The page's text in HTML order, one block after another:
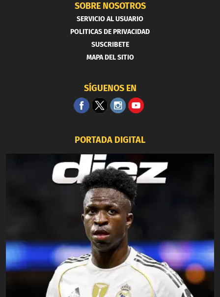
SOBRE NOSOTROS
SERVICIO AL USUARIO
POLITICAS DE PRIVACIDAD
SUSCRIBETE
MAPA DEL SITIO
SÍGUENOS EN
PORTADA DIGITAL